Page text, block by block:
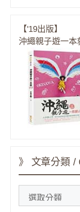
【'19出版】
沖繩親子遊一本
》 文章分類 /